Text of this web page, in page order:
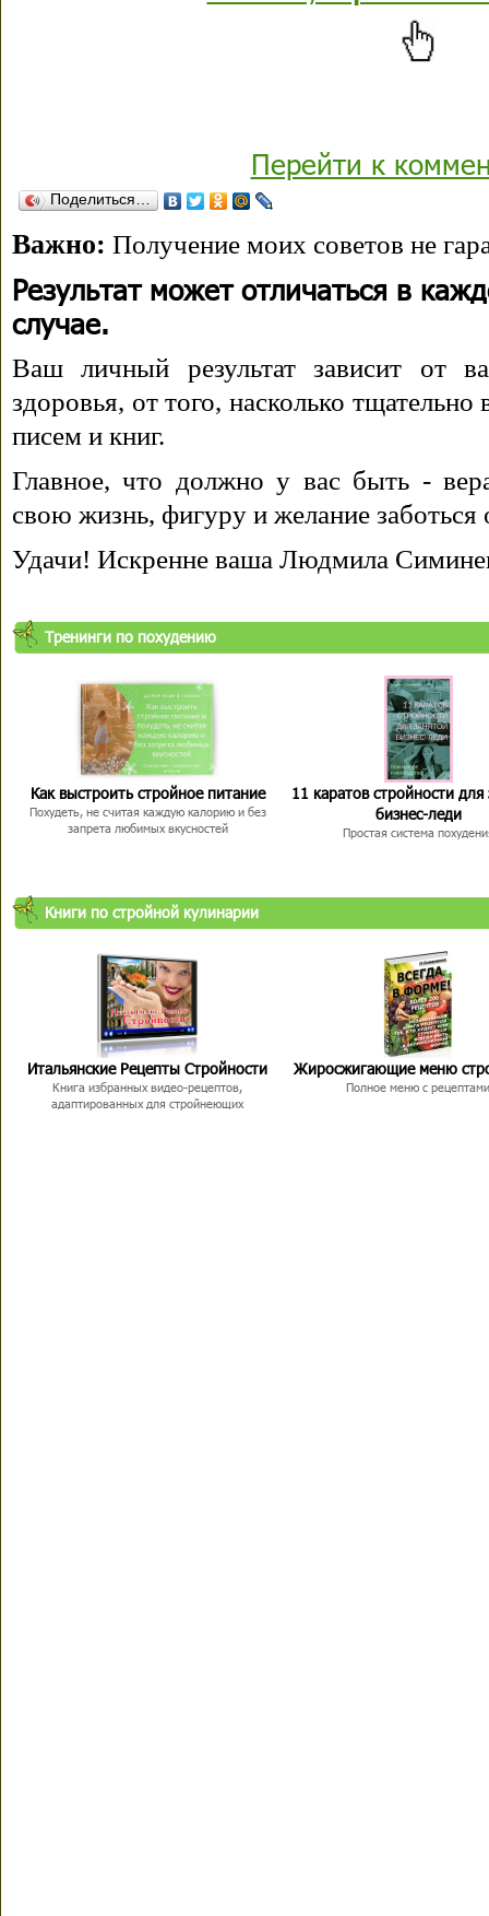
Перейти к
Поделиться…
Важно: Получение моих советов не
Результат может отличаться в
случае.
Ваш личный результат зависит от
здоровья, от того, насколько
писем и книг.
Главное, что должно у вас быть -
свою жизнь, фигуру и желание заботься
Удачи! Искренне ваша Людмила
Тренинги по похудению
Как выстроить стройное питание
Похудеть, не считая каждую калорию и без
запрета любимых вкусностей
11 каратов стройности для
бизнес-леди
Простая система
Книги по стройной кулинарии
Итальянские Рецепты Стройности
Книга избранных видео-рецептов,
адаптированных для стройнеющих
Жиросжигающие меню
Полное меню с рецептами